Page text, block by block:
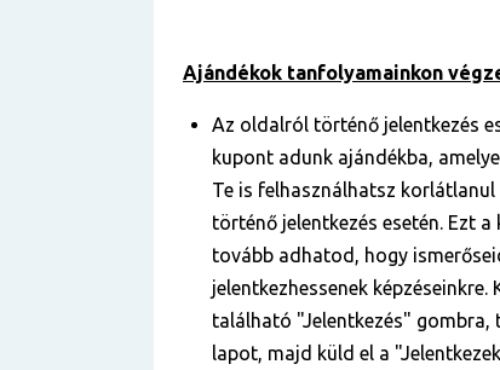
Ajándékok tanfolyamainkon
Az oldalról történő jelentkezés
kupont adunk ajándékba,
Te is felhasználhatsz korlátlanul
történő jelentkezés esetén. Ezt
tovább adhatod, hogy
jelentkezhessenek
található "Jelentkezés" gombra,
lapot, majd küld el a